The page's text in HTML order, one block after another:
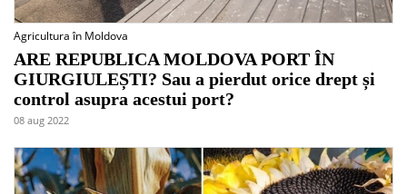
Agricultura în Moldova
ARE REPUBLICA MOLDOVA PORT ÎN
GIURGIULEȘTI? Sau a pierdut orice drept și
control asupra acestui port?
08 aug 2022